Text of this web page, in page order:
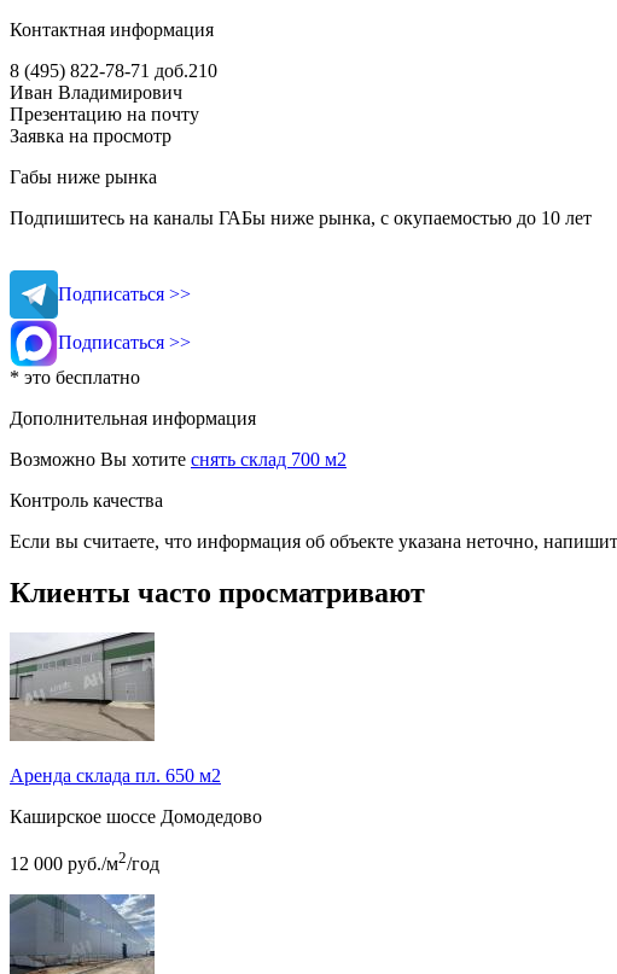
Контактная информация
8 (495) 822-78-71 доб.210
Иван Владимирович
Презентацию на почту
Заявка на просмотр
Габы ниже рынка
Подпишитесь на каналы ГАБы ниже рынка, с окупаемостью до 10 лет
Подписаться >>
Подписаться >>
* это бесплатно
Дополнительная информация
Возможно Вы хотите снять склад 700 м2
Контроль качества
Если вы считаете, что информация об объекте указана неточно,
Клиенты часто просматривают
Аренда склада пл. 650 м2
Каширское шоссе Домодедово
12 000 руб./м2/год